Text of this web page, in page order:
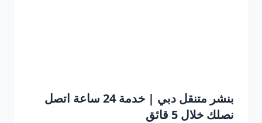
بنشر متنقل دبي | خدمة 24 ساعة اتصل
نصلك خلال 5 قائق